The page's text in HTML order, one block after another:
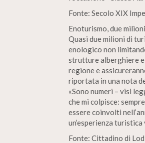
Fonte: Secolo XIX
Enoturismo, due
Quasi due milioni di
enologico non
strutture alberghiere
regione e
riportata in una nota
«Sono numeri – visi
che mi colpisce:
essere coinvolti
un’esperienza
Fonte: Cittadino di